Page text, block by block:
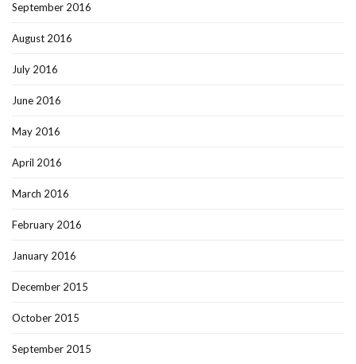
September 2016
August 2016
July 2016
June 2016
May 2016
April 2016
March 2016
February 2016
January 2016
December 2015
October 2015
September 2015